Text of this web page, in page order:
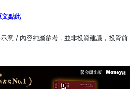
文點此
意 / 內容純屬參考，並非投資建議，投資前